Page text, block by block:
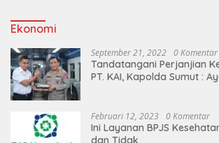
Ekonomi
September 21, 2022 0 Komentar
Tandatangani Perjanjian
PT. KAI, Kapolda Sumut :
Februari 12, 2023 0 Komentar
Ini Layanan BPJS